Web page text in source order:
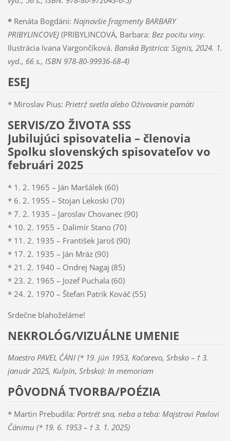
*Renáta Bogdáni: Najnovšie fragmenty BARBARY
PRIBYLINCOVEJ (PRIBYLINCOVÁ, Barbara: Bez pocitu viny.
Ilustrácia Ivana Vargončíková. Banská Bystrica: Signis, 2024. 1.
vyd., 66 s., ISBN 978-80-99936-68-4)
ESEJ
* Miroslav Pius: Prietrž svetla alebo Oživovanie pamäti
SERVIS/ZO ŽIVOTA SSS
Jubilujúci spisovatelia – členovia
Spolku slovenských spisovateľov vo
februári 2025
* 1. 2. 1965 – Ján Maršálek (60)
* 6. 2. 1955 – Stojan Lekoski (70)
* 7. 2. 1935 – Jaroslav Chovanec (90)
* 10. 2. 1955 – Dalimír Stano (70)
* 11. 2. 1935 – František Jaroš (90)
* 17. 2. 1935 – Ján Mráz (90)
* 21. 2. 1940 – Ondrej Nagaj (85)
* 23. 2. 1965 – Jozef Puchala (60)
* 24. 2. 1970 – Štefan Patrik Kováč (55)
Srdečne blahoželáme!
NEKROLÓG/VIZUÁLNE UMENIE
Maestro PAVEL ČÁNI (* 19. jún 1953, Kačarevo, Srbsko – † 3.
január 2025, Kulpín, Srbsko): In memoriam
PÔVODNÁ TVORBA/POÉZIA
* Martin Prebudila: Portrét sna, neba a teba: Majstrovi Pavlovi
Čánimu (* 19. 6. 1953 – † 3. 1. 2025)